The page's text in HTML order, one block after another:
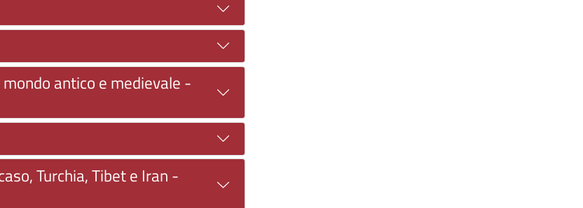
antico e medievale -
Turchia, Tibet e Iran -